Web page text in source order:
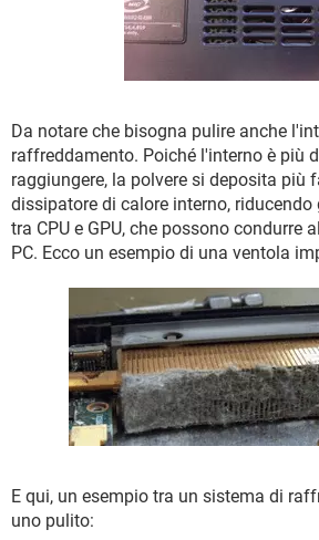
Da notare che bisogna pulire anche
raffreddamento. Poiché l'interno è più
raggiungere, la polvere si deposita più
dissipatore di calore interno,
tra CPU e GPU, che possono condurre
PC. Ecco un esempio di una ventola
E qui, un esempio tra un sistema di
uno pulito: